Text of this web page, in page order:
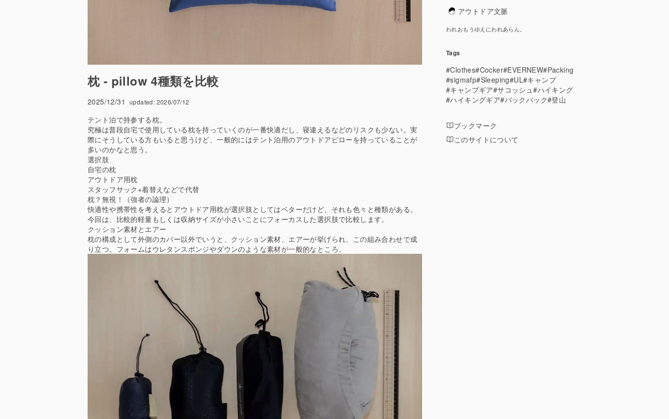
枕 - pillow 4種類を比較
2025/12/31 updated: 2026/07/12
テント泊で持参する枕。
究極は普段自宅で使用している枕を持っていくのが一番快適だし、寝違えるなどのリスクも少ない。実
際にそうしている方もいると思うけど、一般的にはテント泊用のアウトドアピローを持っていることが
多いのかなと思う。
選択肢
自宅の枕
アウトドア用枕
スタッフサック+着替えなどで代替
枕？無視！（強者の論理）
快適性や携帯性を考えるとアウトドア用枕が選択肢としてはベターだけど、それも色々と種類がある。
今回は、比較的軽量もしくは収納サイズが小さいことにフォーカスした選択肢で比較します。
クッション素材とエアー
枕の構成として外側のカバー以外でいうと、クッション素材、エアーが挙げられ、この組み合わせで成
り立つ。フォームはウレタンスポンジやダウンのような素材が一般的なところ。
アウトドア文脈
われおもうゆえにわれあらん。
Tags
#Clothes#Cocker#EVERNEW#Packing
#sigmafp#Sleeping#UL#キャンプ
#キャンプギア#サコッシュ#ハイキング
#ハイキングギア#バックパック#登山
ブックマーク
このサイトについて